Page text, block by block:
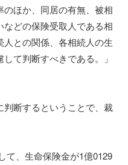
ほか、同居の有無、被相
どの保険受取人である相
との関係、各相続人の生
て判断すべきである。」
断するということで、裁
、生命保険金が1億0129